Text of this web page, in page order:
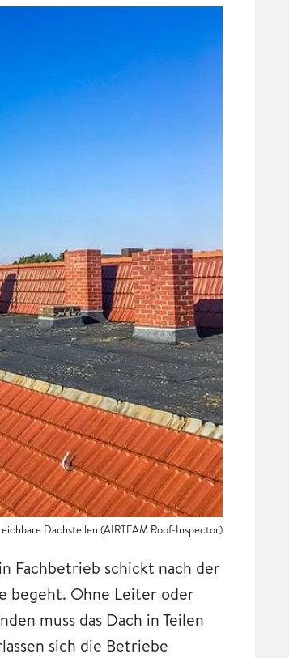
Dachstellen (AIRTEAM Roof-Inspector)
Fachbetrieb schickt nach der
begeht. Ohne Leiter oder
muss das Dach in Teilen
sich die Betriebe